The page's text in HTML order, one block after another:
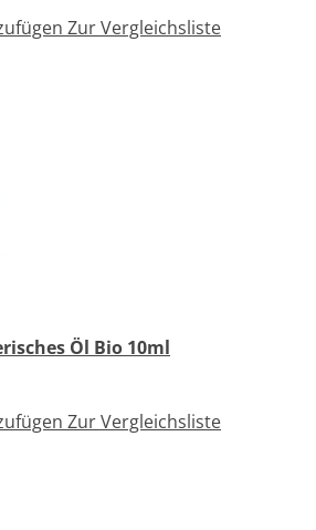
Zur Vergleichsliste
Öl Bio 10ml
Zur Vergleichsliste